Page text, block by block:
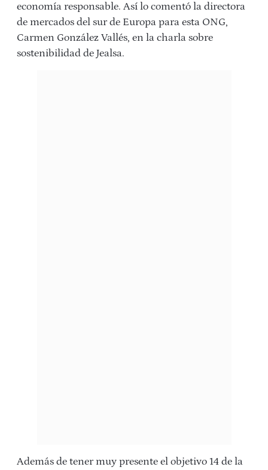
economía responsable. Así lo comentó la directora
de mercados del sur de Europa para esta ONG,
Carmen González Vallés, en la charla sobre
sostenibilidad de Jealsa.
Además de tener muy presente el objetivo 14 de la